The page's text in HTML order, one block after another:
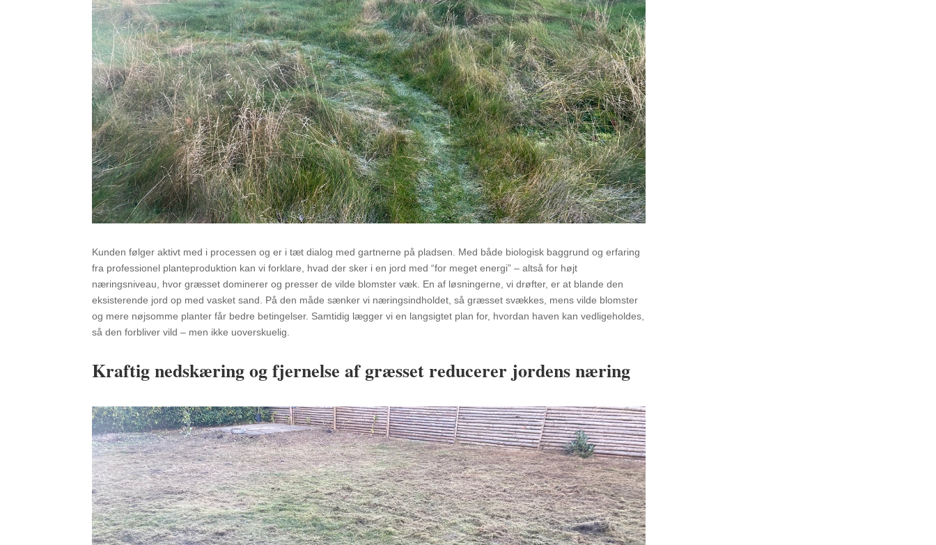
Kunden følger aktivt med i processen og er i tæt dialog med gartnerne på pladsen. Med både biologisk baggrund og erfaring
fra professionel planteproduktion kan vi forklare, hvad der sker i en jord med “for meget energi” – altså for højt
næringsniveau, hvor græsset dominerer og presser de vilde blomster væk. En af løsningerne, vi drøfter, er at blande den
eksisterende jord op med vasket sand. På den måde sænker vi næringsindholdet, så græsset svækkes, mens vilde blomster
og mere nøjsomme planter får bedre betingelser. Samtidig lægger vi en langsigtet plan for, hvordan haven kan vedligeholdes,
så den forbliver vild – men ikke uoverskuelig.
Kraftig nedskæring og fjernelse af græsset reducerer jordens næring